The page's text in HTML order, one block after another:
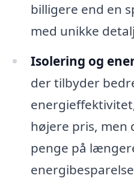
billigere end en
med unikke
Isolering og
der tilbyder
højere pris, men
penge på